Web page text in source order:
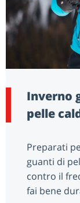
Inverno
pelle
Preparati
guanti di
contro il
fai bene